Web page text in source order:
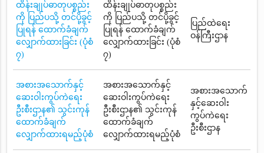
ထိန်းချုပ်ဓာတုပစ္စည်း
ကို ပြည်ပသို့ တင်ပို့ခွင့်
ပြုရန် ထောက်ခံချက်
လျှောက်ထားခြင်း (ပုံစံ
၇)
ထိန်းချုပ်ဓာတုပစ္စည်း
ကို ပြည်ပသို့ တင်ပို့ခွင့်
ပြုရန် ထောက်ခံချက်
လျှောက်ထားခြင်း (ပုံစံ
၇)
ပြည်ထဲရေး
ဝန်ကြီးဌာန
အစားအသောက်နှင့်
ဆေးဝါးကွပ်ကဲရေး
ဦးစီးဌာန၏ သွင်းကုန်
ထောက်ခံချက်
လျှောက်ထားရမည့်ပုံစံ
အစားအသောက်နှင့်
ဆေးဝါးကွပ်ကဲရေး
ဦးစီးဌာန၏ သွင်းကုန်
ထောက်ခံချက်
လျှောက်ထားရမည့်ပုံစံ
အစားအသောက်
နှင့်ဆေးဝါး
ကွပ်ကဲရေး
ဦးစီးဌာန